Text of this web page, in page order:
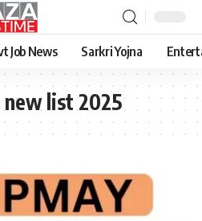
Job News Sarkri Yojna
list 2025